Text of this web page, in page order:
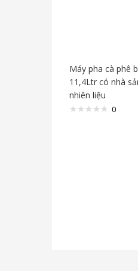
Máy pha cà phê
11,4Ltr có nhà
nhiên liệu
0